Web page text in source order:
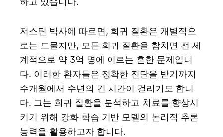
저스틴 박사에 따르면, 희귀 질환은 개별적으
로는 드물지만, 모든 희귀 질환을 합치면 전 세
계적으로 약 3억 명에 이르는 흔한 문제입니
다. 이러한 환자들은 정확한 진단을 받기까지
수개월에서 수년의 긴 시간이 걸리기도 합니
다. 그는 희귀 질환을 분석하고 치료를 향상시
키기 위해 강화 학습 기반 모델의 논리적 추론
능력을 활용하고자 합니다.